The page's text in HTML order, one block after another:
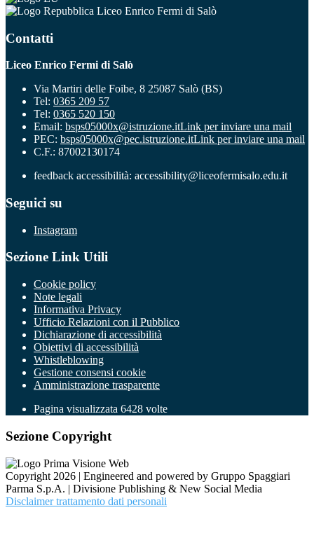
Liceo Enrico Fermi di Salò
Contatti
Liceo Enrico Fermi di Salò
Via Martiri delle Foibe, 8 25087 Salò (BS)
Tel: 0365 209 57
Tel: 0365 520 150
Email: bsps05000x@istruzione.itLink per inviare una mail
PEC: bsps05000x@pec.istruzione.itLink per inviare una mail
C.F.: 87002130174
feedback accessibilità: accessibility@liceofermisalo.edu.it
Seguici su
Instagram
Sezione Link Utili
Cookie policy
Note legali
Informativa Privacy
Ufficio Relazioni con il Pubblico
Dichiarazione di accessibilità
Obiettivi di accessibilità
Whistleblowing
Gestione consensi cookie
Amministrazione trasparente
Pagina visualizzata 6428 volte
Sezione Copyright
Copyright 2026 | Engineered and powered by Gruppo Spaggiari
Parma S.p.A. | Divisione Publishing & New Social Media
Disclaimer trattamento dati personali